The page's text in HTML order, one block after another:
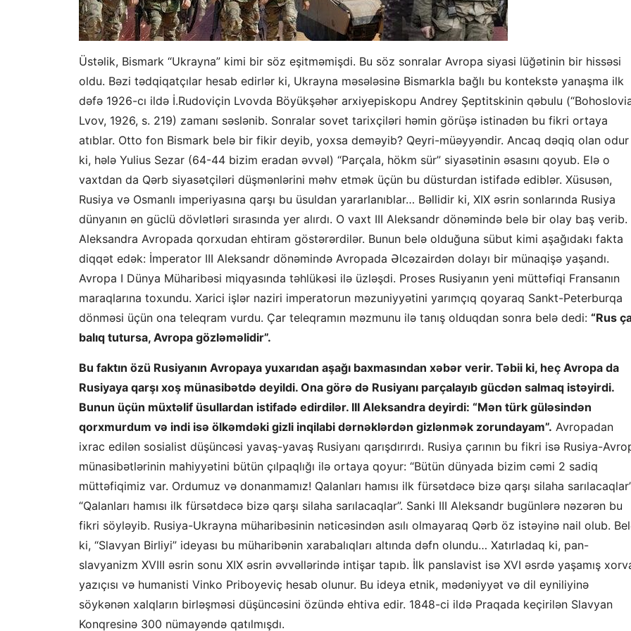
Üstəlik, Bismark “Ukrayna” kimi bir söz eşitməmişdi. Bu söz sonralar Avropa siyasi lüğətinin bir hissəsi
oldu. Bəzi tədqiqatçılar hesab edirlər ki, Ukrayna məsələsinə Bismarkla bağlı bu kontekstə yanaşma ilk
dəfə 1926-cı ildə İ.Rudoviçin Lvovda Böyükşəhər arxiyepiskopu Andrey Şeptitskinin qəbulu
Lvov, 1926, s. 219) zamanı səslənib. Sonralar sovet tarixçiləri həmin görüşə istinadən bu fikri ortaya
atıblar. Otto fon Bismark belə bir fikir deyib, yoxsa deməyib? Qeyri-müəyyəndir. Ancaq dəqiq olan odur
ki, hələ Yulius Sezar (64-44 bizim eradan əvvəl) “Parçala, hökm sür” siyasətinin əsasını qoyub. Elə o
vaxtdan da Qərb siyasətçiləri düşmənlərini məhv etmək üçün bu düsturdan istifadə ediblər. Xüsusən,
Rusiya və Osmanlı imperiyasına qarşı bu üsuldan yararlanıblar… Bəllidir ki, XIX əsrin sonlarında Rusiya
dünyanın ən güclü dövlətləri sırasında yer alırdı. O vaxt III Aleksandr dönəmində belə bir olay baş verib.
Aleksandra Avropada qorxudan ehtiram göstərərdilər. Bunun belə olduğuna sübut kimi aşağıdakı fakta
diqqət edək: İmperator III Aleksandr dönəmində Avropada Əlcəzairdən dolayı bir münaqişə yaşandı.
Avropa I Dünya Müharibəsi miqyasında təhlükəsi ilə üzləşdi. Proses Rusiyanın yeni müttəfiqi Fransanın
maraqlarına toxundu. Xarici işlər naziri imperatorun məzuniyyətini yarımçıq qoyaraq Sankt-Peterburqa
dönməsi üçün ona teleqram vurdu. Çar teleqramın məzmunu ilə tanış olduqdan sonra belə dedi: “Rus
balıq tutursa, Avropa gözləməlidir”.
Bu faktın özü Rusiyanın Avropaya yuxarıdan aşağı baxmasından xəbər verir. Təbii ki, heç Avropa da
Rusiyaya qarşı xoş münasibətdə deyildi. Ona görə də Rusiyanı parçalayıb gücdən salmaq istəyirdi.
Bunun üçün müxtəlif üsullardan istifadə edirdilər. III Aleksandra deyirdi: “Mən türk güləsindən
qorxmurdum və indi isə ölkəmdəki gizli inqilabi dərnəklərdən gizlənmək zorundayam”. Avropadan
ixrac edilən sosialist düşüncəsi yavaş-yavaş Rusiyanı qarışdırırdı. Rusiya çarının bu fikri isə Rusiya-
münasibətlərinin mahiyyətini bütün çılpaqlığı ilə ortaya qoyur: “Bütün dünyada bizim cəmi 2 sadiq
müttəfiqimiz var. Ordumuz və donanmamız! Qalanları hamısı ilk fürsətdəcə bizə qarşı silaha
“Qalanları hamısı ilk fürsətdəcə bizə qarşı silaha sarılacaqlar”. Sanki III Aleksandr bugünlərə nəzərən bu
fikri söyləyib. Rusiya-Ukrayna müharibəsinin nəticəsindən asılı olmayaraq Qərb öz istəyinə nail olub.
ki, “Slavyan Birliyi” ideyası bu müharibənin xarabalıqları altında dəfn olundu… Xatırladaq ki, pan-
slavyanizm XVIII əsrin sonu XIX əsrin əvvəllərində intişar tapıb. İlk panslavist isə XVI əsrdə yaşamış
yazıçısı və humanisti Vinko Priboyeviç hesab olunur. Bu ideya etnik, mədəniyyət və dil eyniliyinə
söykənən xalqların birləşməsi düşüncəsini özündə ehtiva edir. 1848-ci ildə Praqada keçirilən Slavyan
Konqresinə 300 nümayəndə qatılmışdı.